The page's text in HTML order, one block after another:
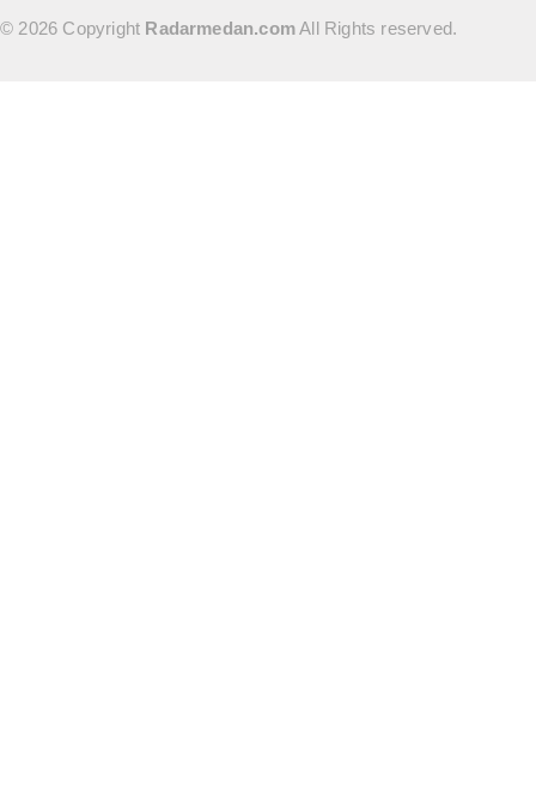
© 2026 Copyright Radarmedan.comAll Rights reserved.